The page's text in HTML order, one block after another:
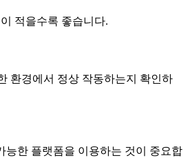
적을수록 좋습니다.
환경에서 정상 작동하는지 확인하
능한 플랫폼을 이용하는 것이 중요합